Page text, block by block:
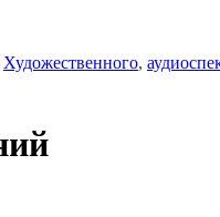
Художественного,